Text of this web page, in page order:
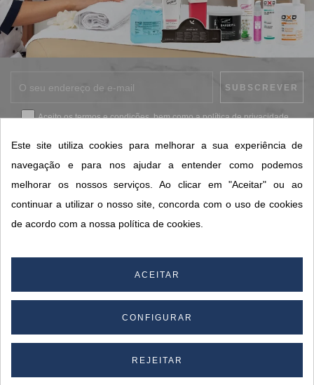
Aceito ostermos e condições, bem como apolítica de privacidade.
CONTACTOS SORISA
Este site utiliza cookies para melhorar a sua experiência de
navegação e para nos ajudar a entender como podemos
melhorar os nossos serviços. Ao clicar em "Aceitar" ou ao
continuar a utilizar o nosso site, concorda com o uso de cookies
de acordo com a nossa política de cookies.
ACEITAR
CONFIGURAR
REJEITAR